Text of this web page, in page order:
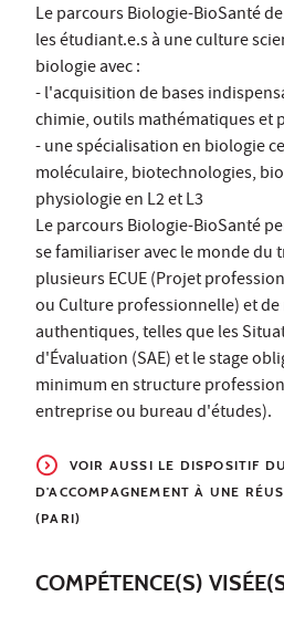
Le parcours Biologie-BioSanté
les étudiant.e.s à une culture
biologie avec :
- l'acquisition de bases
chimie, outils mathématiques et
- une spécialisation en biologie
moléculaire, biotechnologies,
physiologie en L2 et L3
Le parcours Biologie-BioSanté
se familiariser avec le monde du
plusieurs ECUE (Projet
ou Culture professionnelle) et
authentiques, telles que les
d'Évaluation (SAE) et le stage
minimum en structure
entreprise ou bureau d'études).
VOIR AUSSI LE DISPOSITIF
D'ACCOMPAGNEMENT À UNE
(PARI)
COMPÉTENCE(S)